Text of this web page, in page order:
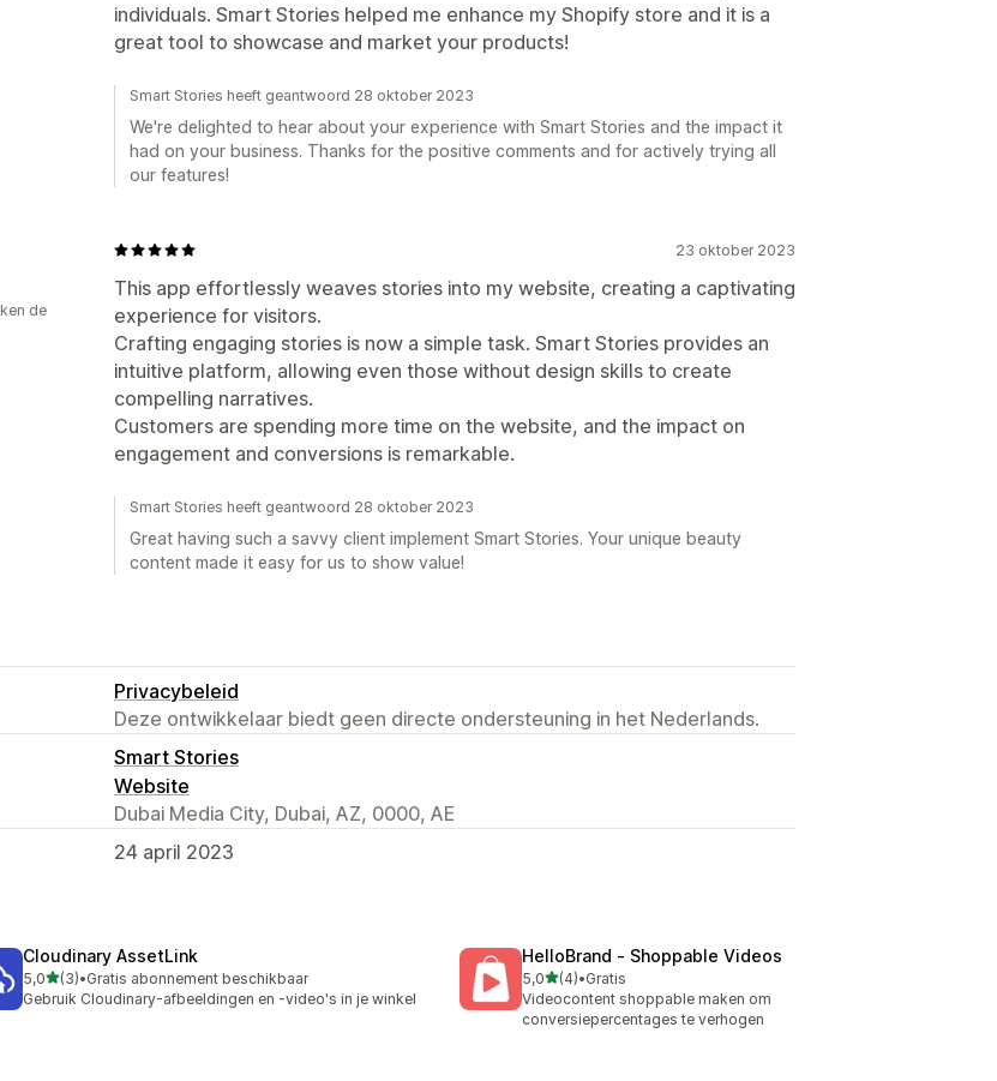
individuals. Smart Stories helped me enhance my Shopify store and it is a
great tool to showcase and market your products!
Smart Stories heeft geantwoord 28 oktober 2023
We're delighted to hear about your experience with Smart Stories and the impact it
had on your business. Thanks for the positive comments and for actively trying all
our features!
23 oktober 2023
This app effortlessly weaves stories into my website, creating a captivating
experience for visitors.
Crafting engaging stories is now a simple task. Smart Stories provides an
intuitive platform, allowing even those without design skills to create
compelling narratives.
Customers are spending more time on the website, and the impact on
engagement and conversions is remarkable.
de
Smart Stories heeft geantwoord 28 oktober 2023
Great having such a savvy client implement Smart Stories. Your unique beauty
content made it easy for us to show value!
Privacybeleid
Deze ontwikkelaar biedt geen directe ondersteuning in het Nederlands.
Smart Stories
Website
Dubai Media City, Dubai, AZ, 0000, AE
24 april 2023
Cloudinary AssetLink
5,0van 5 sterren
(3)
3 recensies in totaal
•Gratis abonnement beschikbaar
Gebruik Cloudinary-afbeeldingen en -video's in je winkel
HelloBrand ‑ Shoppable Videos
5,0van 5 sterren
(4)
4 recensies in totaal
•Gratis
Videocontent shoppable maken om
conversiepercentages te verhogen